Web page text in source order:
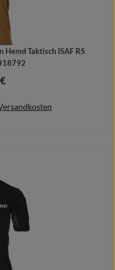
Hemd Taktisch ISAF RS